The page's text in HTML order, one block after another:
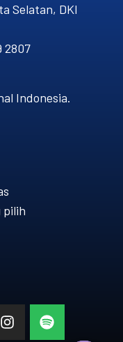
Selatan, DKI
2807
Indonesia.
pilih